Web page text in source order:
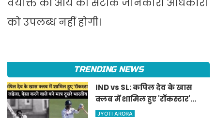
वयक्ति की आय की सटीक जानकारी अधिकारी
को उपलब्ध नहीं होगी।
TRENDING NEWS
IND vs SL: कपिल देव के खास
क्लब में शामिल हुए 'रॉकस्टार'
जडेजा, ऐसा करने वाले बने मात्र
JYOTI ARORA